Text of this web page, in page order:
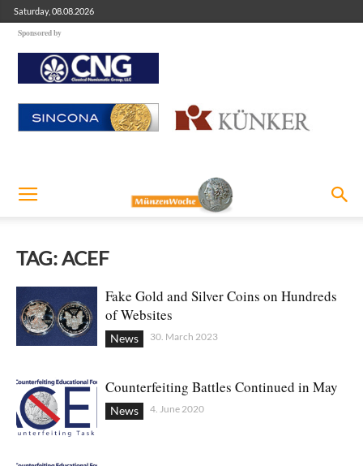
Saturday, 08.08.2026
Sponsored by
TAG: ACEF
Fake Gold and Silver Coins on Hundreds
of Websites
News 30. March 2023
Counterfeiting Battles Continued in May
News 4. June 2020